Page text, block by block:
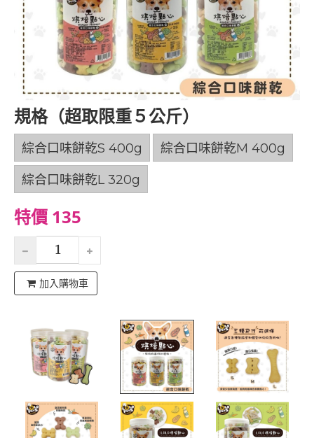
規格（超取限重５公斤）
綜合口味餅乾S 400g 綜合口味餅乾M 400g
綜合口味餅乾L 320g
特價 135
加入購物車